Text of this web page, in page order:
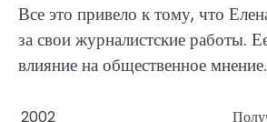
Все это привело к тому, что
за свои журналистские работы.
влияние на общественное мнение.
2002